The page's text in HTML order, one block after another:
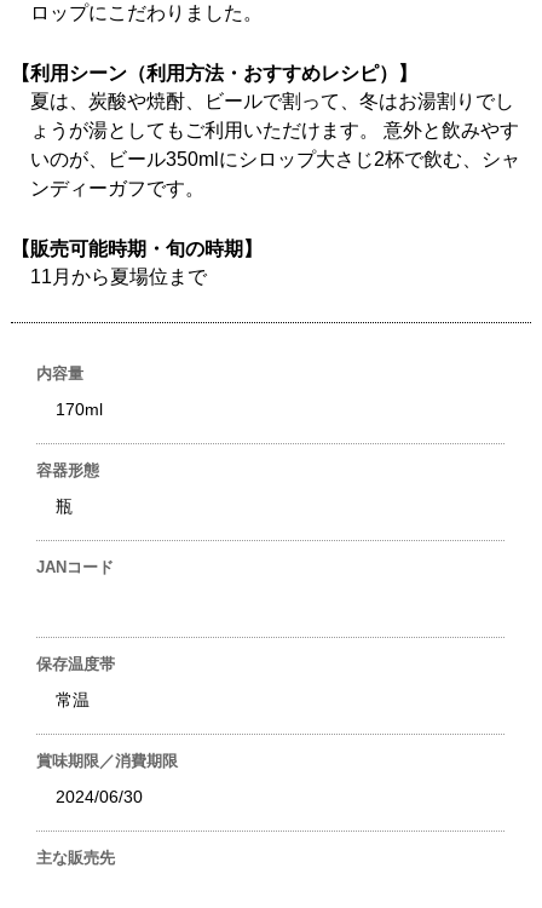
ロップにこだわりました。
【利用シーン（利用方法・おすすめレシピ）】
夏は、炭酸や焼酎、ビールで割って、冬はお湯割りでし
ょうが湯としてもご利用いただけます。 意外と飲みやす
いのが、ビール350mlにシロップ大さじ2杯で飲む、シャ
ンディーガフです。
【販売可能時期・旬の時期】
11月から夏場位まで
内容量
170ml
容器形態
瓶
JANコード
保存温度帯
常温
賞味期限／消費期限
2024/06/30
主な販売先